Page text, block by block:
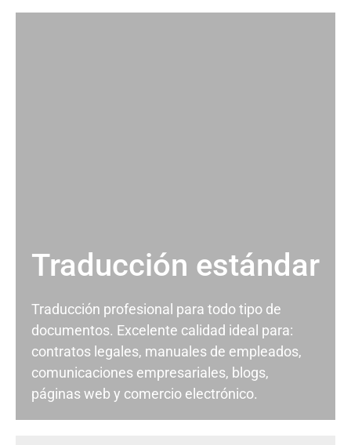
Traducción estándar
Traducción profesional para todo tipo de
documentos. Excelente calidad ideal para:
contratos legales, manuales de empleados,
comunicaciones empresariales, blogs,
páginas web y comercio electrónico.